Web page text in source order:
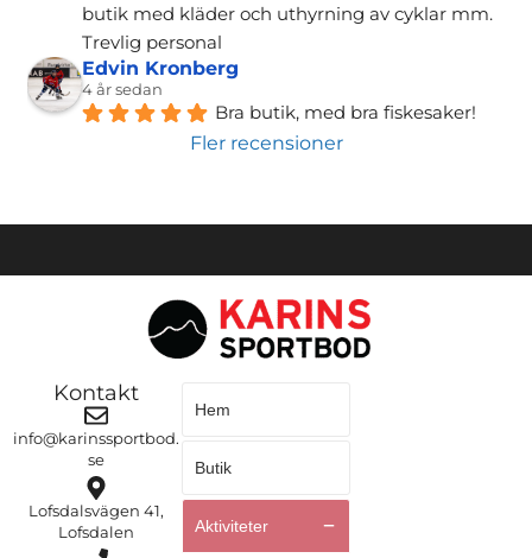
butik med kläder och uthyrning av cyklar mm.
Trevlig personal
Edvin Kronberg
4 år sedan
Bra butik, med bra fiskesaker!
Fler recensioner
Kontakt
info@karinssportbod.
se
Lofsdalsvägen 41,
Lofsdalen
Hem
Butik
Aktiviteter